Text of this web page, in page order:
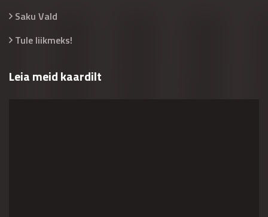
Saku Vald
Tule liikmeks!
Leia meid kaardilt